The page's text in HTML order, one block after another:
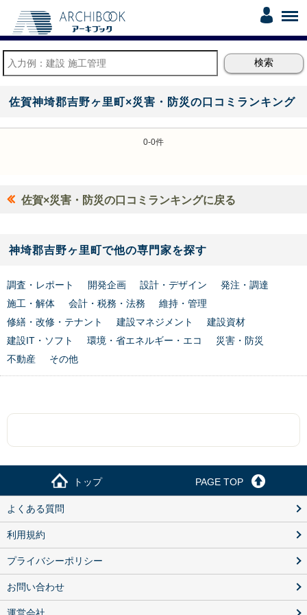
佐賀神埼郡吉野ヶ里町×災害・防災の口コミランキング
0-0件
佐賀×災害・防災の口コミランキングに戻る
神埼郡吉野ヶ里町で他の専門家を探す
調査・レポート 開発企画 設計・デザイン
発注・調達
施工・解体
会計・税務・法務
維持・管理
修繕・改修・テナント
建設マネジメント
建設資材
建設IT・ソフト
環境・省エネルギー・エコ
災害・防災
不動産
その他
トップ PAGE TOP
よくある質問
利用規約
プライバシーポリシー
お問い合わせ
運営会社